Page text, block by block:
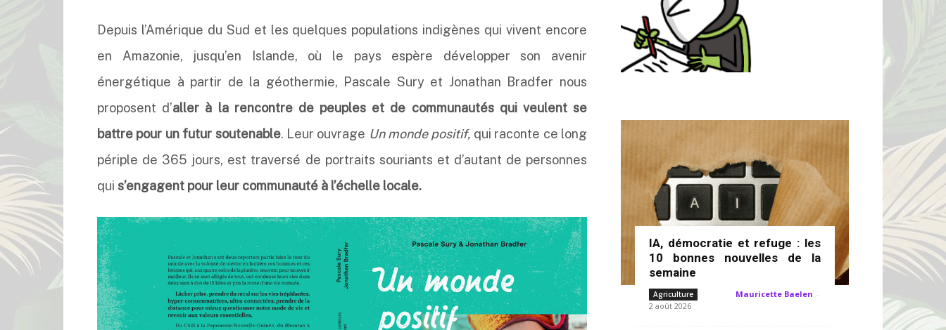
Depuis l’Amérique du Sud et les quelques populations indigènes qui vivent encore
en Amazonie, jusqu’en Islande, où le pays espère développer son avenir
énergétique à partir de la géothermie, Pascale Sury et Jonathan Bradfer nous
proposent d’aller à la rencontre de peuples et de communautés qui veulent se
battre pour un futur soutenable. Leur ouvrage Un monde positif, qui raconte ce long
périple de 365 jours, est traversé de portraits souriants et d’autant de personnes
qui s’engagent pour leur communauté à l’échelle locale.
IA, démocratie et refuge : les
10 bonnes nouvelles de la
semaine
Agriculture Mauricette Baelen -
2 août 2026